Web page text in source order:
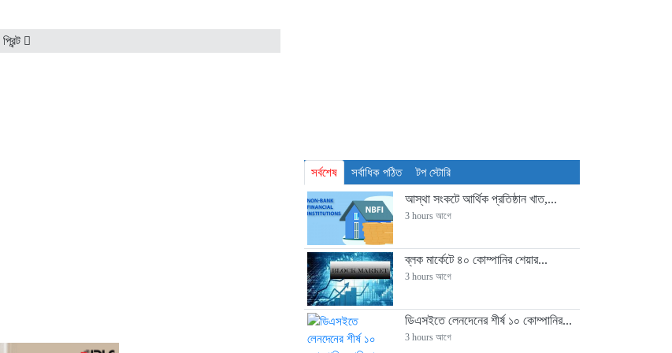
প্রিন্ট
সর্বশেষ সর্বাধিক পঠিত টপ স্টোরি
আস্থা সংকটে আর্থিক প্রতিষ্ঠান খাত,...
3 hours আগে
ব্লক মার্কেটে ৪০ কোম্পানির শেয়ার...
3 hours আগে
ডিএসইতে লেনদেনের শীর্ষ ১০ কোম্পানির...
3 hours আগে